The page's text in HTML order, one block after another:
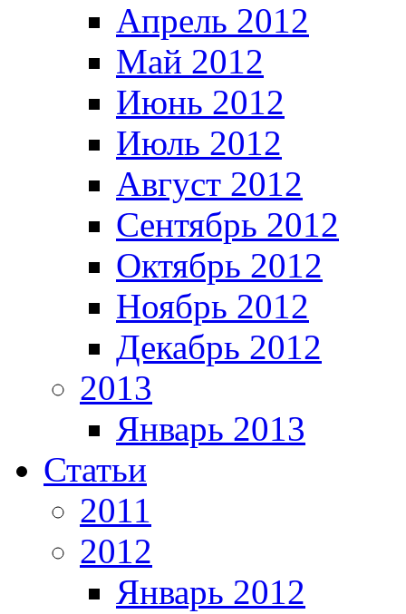
Апрель 2012
Май 2012
Июнь 2012
Июль 2012
Август 2012
Сентябрь 2012
Октябрь 2012
Ноябрь 2012
Декабрь 2012
2013
Январь 2013
Статьи
2011
2012
Январь 2012